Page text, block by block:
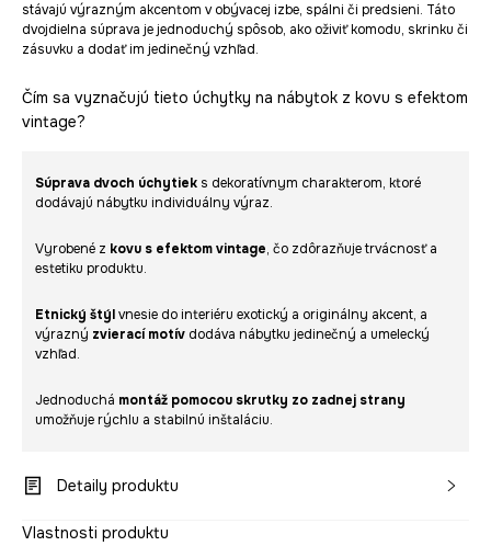
stávajú výrazným akcentom v obývacej izbe, spálni či predsieni. Táto
dvojdielna súprava je jednoduchý spôsob, ako oživiť komodu, skrinku či
zásuvku a dodať im jedinečný vzhľad.
Čím sa vyznačujú tieto úchytky na nábytok z kovu s efektom
vintage?
Súprava dvoch úchytiek s dekoratívnym charakterom, ktoré
dodávajú nábytku individuálny výraz.
Vyrobené z kovu s efektom vintage, čo zdôrazňuje trvácnosť a
estetiku produktu.
Etnický štýlvnesie do interiéru exotický a originálny akcent, a
výrazný zvierací motív dodáva nábytku jedinečný a umelecký
vzhľad.
Jednoduchá montáž pomocou skrutky zo zadnej strany
umožňuje rýchlu a stabilnú inštaláciu.
Detaily produktu
Vlastnosti produktu